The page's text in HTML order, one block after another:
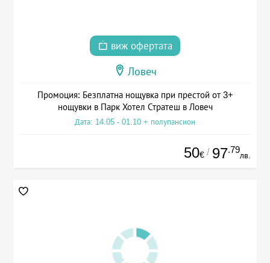
виж офертата
Ловеч
Промоция: Безплатна нощувка при престой от 3+
нощувки в Парк Хотел Стратеш в Ловеч
Дата: 14.05 - 01.10 + полупансион
50€ / 97.79
лв.